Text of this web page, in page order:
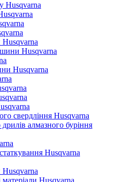
Husqvarna
Husqvarna
Husqvarna
свердління Husqvarna
алмазного буріння
Husqvarna
Husqvarna
матеріали Husqvarna